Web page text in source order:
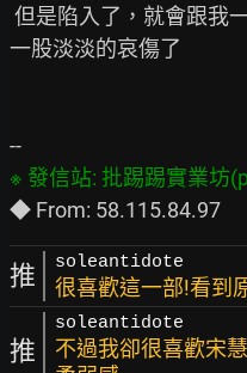
一股淡淡的哀傷了
推 soleantidote
很喜歡這一部!看到
推
soleantidote
不過我卻很喜歡宋